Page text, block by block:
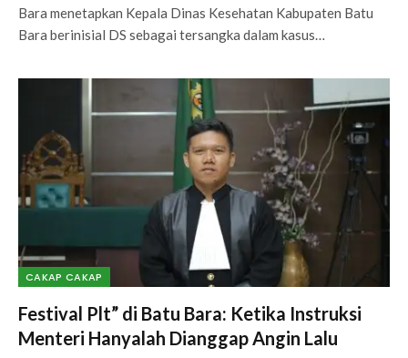
Bara menetapkan Kepala Dinas Kesehatan Kabupaten Batu
Bara berinisial DS sebagai tersangka dalam kasus…
CAKAP CAKAP
Festival Plt” di Batu Bara: Ketika Instruksi
Menteri Hanyalah Dianggap Angin Lalu